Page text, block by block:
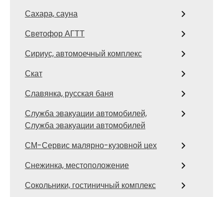
Сахара, сауна
Светофор АГТТ
Сириус, автомоечный комплекс
Скат
Славянка, русская баня
Служба эвакуации автомобилей,
Служба эвакуации автомобилей
СМ-Сервис малярно-кузовной цех
Снежинка, местоположение
Сокольники, гостиничный комплекс